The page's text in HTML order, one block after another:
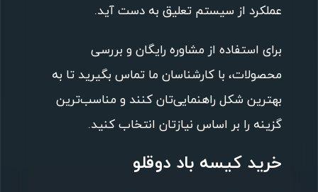
عملکرد از سیستم تعلیق به دست آید.
برای استفاده از مشاوره رایگان و بررسی
محصولات، با کارشناسان ما تماس بگیرید تا به
بهترین شکل راهنمایی‌تان کنند و مناسب‌ترین
گزینه را بر اساس نیازتان انتخاب کنید.
خرید کیسه باد دوقلو